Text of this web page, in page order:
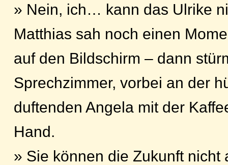
» Nein, ich… kann das Ulrike
Matthias sah noch einen
auf den Bildschirm – dann
Sprechzimmer, vorbei an der
duftenden Angela mit der
Hand.
» Sie können die Zukunft nicht